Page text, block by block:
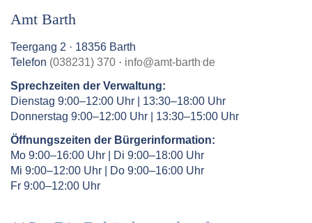
Amt Barth
Teergang 2 · 18356 Barth
Telefon (038231) 370 · info@amt-barth.de
Sprechzeiten der Verwaltung:
Dienstag 9:00–12:00 Uhr | 13:30–18:00 Uhr
Donnerstag 9:00–12:00 Uhr | 13:30–15:00 Uhr
Öffnungszeiten der Bürgerinformation:
Mo 9:00–16:00 Uhr | Di 9:00–18:00 Uhr
Mi 9:00–12:00 Uhr | Do 9:00–16:00 Uhr
Fr 9:00–12:00 Uhr